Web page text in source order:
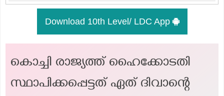
Download 10th Level/ LDC App
കൊച്ചി രാജ്യത്ത് ഹൈക്കോടതി
സ്ഥാപിക്കപ്പെട്ടത് ഏത് ദിവാന്റെ